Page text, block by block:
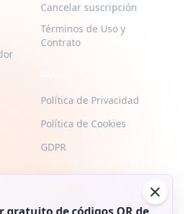
Cancelar suscripción
Términos de Uso y
Contrato
Política de Privacidad
Política de Cookies
GDPR